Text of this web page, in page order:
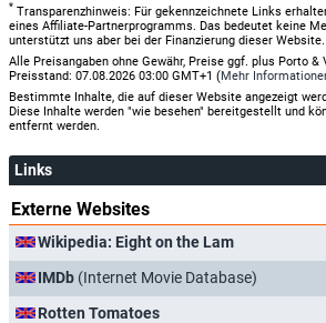
* Transparenzhinweis: Für gekennzeichnete Links
eines Affiliate-Partnerprogramms. Das bedeutet keine
unterstützt uns aber bei der Finanzierung dieser Website.
Alle Preisangaben ohne Gewähr, Preise ggf. plus Porto &
Preisstand: 07.08.2026 03:00 GMT+1 (Mehr
Bestimmte Inhalte, die auf dieser Website angezeigt
Diese Inhalte werden "wie besehen" bereitgestellt und
entfernt werden.
Links
Externe Websites
Wikipedia: Eight on the Lam
IMDb (Internet Movie Database)
Rotten Tomatoes